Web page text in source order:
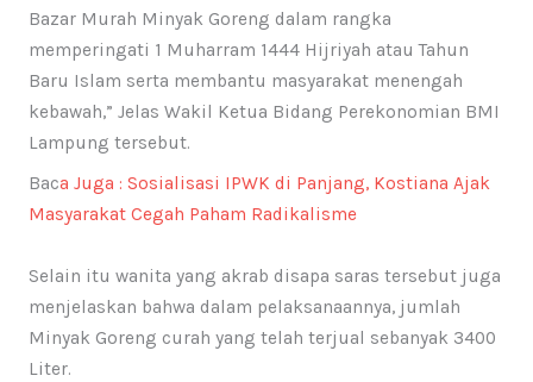
Bazar Murah Minyak Goreng dalam rangka
memperingati 1 Muharram 1444 Hijriyah atau Tahun
Baru Islam serta membantu masyarakat menengah
kebawah,” Jelas Wakil Ketua Bidang Perekonomian BMI
Lampung tersebut.
Baca Juga : Sosialisasi IPWK di Panjang, Kostiana Ajak
Masyarakat Cegah Paham Radikalisme
Selain itu wanita yang akrab disapa saras tersebut juga
menjelaskan bahwa dalam pelaksanaannya, jumlah
Minyak Goreng curah yang telah terjual sebanyak 3400
Liter.